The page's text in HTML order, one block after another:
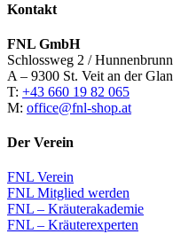
Kontakt
FNL GmbH
Schlossweg 2 / Hunnenbrunn
A – 9300 St. Veit an der Glan
T: +43 660 19 82 065
M: office@fnl-shop.at
Der Verein
FNL Verein
FNL Mitglied werden
FNL – Kräuterakademie
FNL – Kräuterexperten